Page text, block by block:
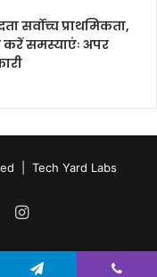
सर्वोच्च प्राथमिकता,
करें समस्याएंः अपर
| Tech Yard Labs
Instagram